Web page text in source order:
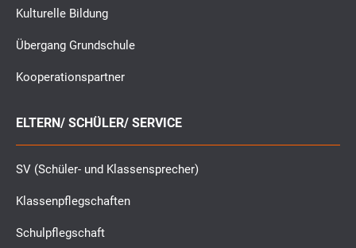
Kulturelle Bildung
Übergang Grundschule
Kooperationspartner
ELTERN/ SCHÜLER/ SERVICE
SV (Schüler- und Klassensprecher)
Klassenpflegschaften
Schulpflegschaft